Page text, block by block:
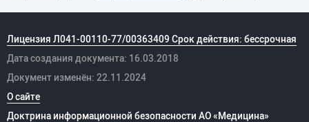
Лицензия Л041-00110-77/00363409 Срок действия: бессрочная
Дата создания документа: 16.03.2018
Документ изменён: 22.11.2024
О сайте
Доктрина информационной безопасности АО «Медицина»